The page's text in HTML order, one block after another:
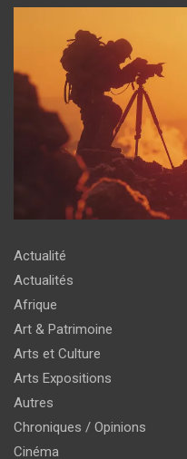
Actualité
Actualités
Afrique
Art & Patrimoine
Arts et Culture
Arts Expositions
Autres
Chroniques / Opinions
Cinéma